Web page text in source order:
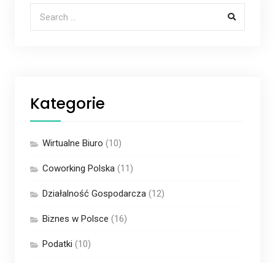
Kategorie
Wirtualne Biuro (10)
Coworking Polska(11)
Działalność Gospodarcza(12)
Biznes w Polsce (16)
Podatki (10)